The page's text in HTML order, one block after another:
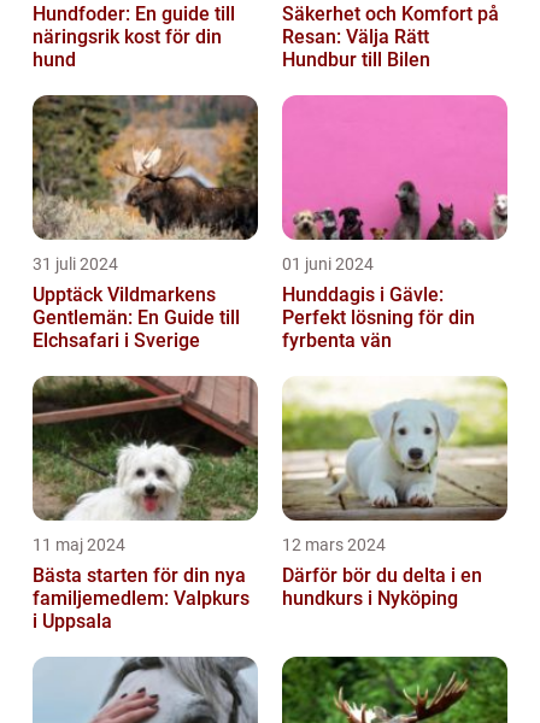
Hundfoder: En guide till
näringsrik kost för din
hund
Säkerhet och Komfort på
Resan: Välja Rätt
Hundbur till Bilen
31 juli 2024
Upptäck Vildmarkens
Gentlemän: En Guide till
Elchsafari i Sverige
01 juni 2024
Hunddagis i Gävle:
Perfekt lösning för din
fyrbenta vän
11 maj 2024
Bästa starten för din nya
familjemedlem: Valpkurs
i Uppsala
12 mars 2024
Därför bör du delta i en
hundkurs i Nyköping